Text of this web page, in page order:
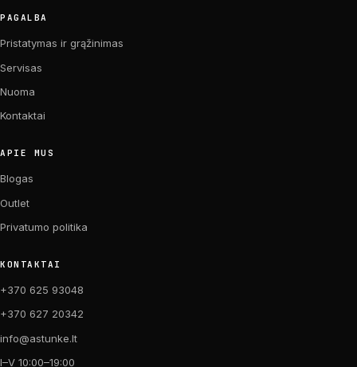
PAGALBA
Pristatymas ir grąžinimas
Servisas
Nuoma
Kontaktai
APIE MUS
Blogas
Outlet
Privatumo politika
KONTAKTAI
+370 625 93048
+370 627 20342
info@astunke.lt
I–V 10:00–19:00